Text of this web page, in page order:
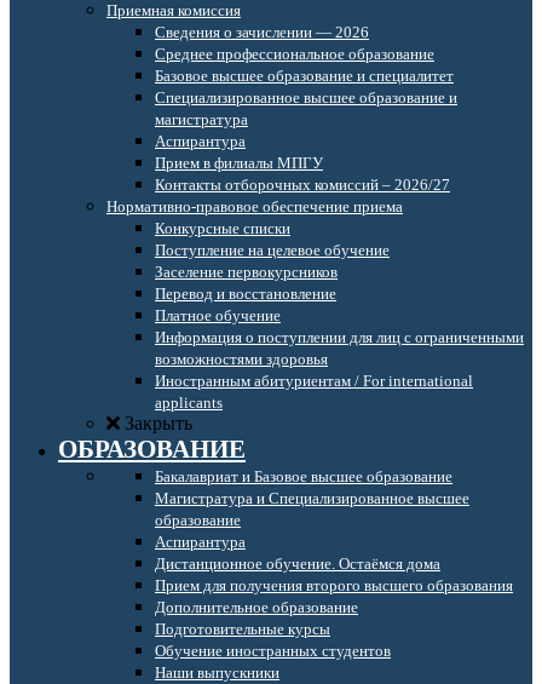
Приемная комиссия
Сведения о зачислении — 2026
Среднее профессиональное образование
Базовое высшее образование и специалитет
Специализированное высшее образование и
магистратура
Аспирантура
Прием в филиалы МПГУ
Контакты отборочных комиссий – 2026/27
Нормативно-правовое обеспечение приема
Конкурсные списки
Поступление на целевое обучение
Заселение первокурсников
Перевод и восстановление
Платное обучение
Информация о поступлении для лиц с ограниченными
возможностями здоровья
Иностранным абитуриентам / For international
applicants
Закрыть
ОБРАЗОВАНИЕ
Бакалавриат и Базовое высшее образование
Магистратура и Специализированное высшее
образование
Аспирантура
Дистанционное обучение. Остаёмся дома
Прием для получения второго высшего образования
Дополнительное образование
Подготовительные курсы
Обучение иностранных студентов
Наши выпускники